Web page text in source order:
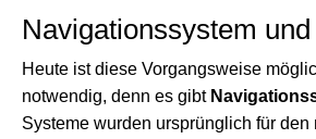
Navigationssystem
Heute ist diese Vorgangsweise
notwendig, denn es gibt
Systeme wurden ursprünglich für den